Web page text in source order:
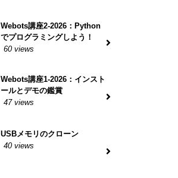
Webots講座2-2026：Python
でプログラミングしよう！
60 views
Webots講座1-2026：インスト
ールとデモの鑑賞
47 views
USBメモリのクローン
40 views